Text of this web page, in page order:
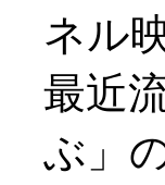
ネル
最近
ぶ」